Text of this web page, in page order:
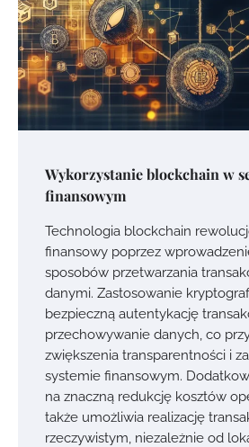
Wykorzystanie blockchain w
finansowym
Technologia blockchain
finansowy poprzez
sposobów przetwarzania
danymi. Zastosowanie
bezpieczną autentykację
przechowywanie danych, co
zwiększenia transparentności i
systemie finansowym.
na znaczną redukcję kosztów
także umożliwia realizację
rzeczywistym, niezależnie od